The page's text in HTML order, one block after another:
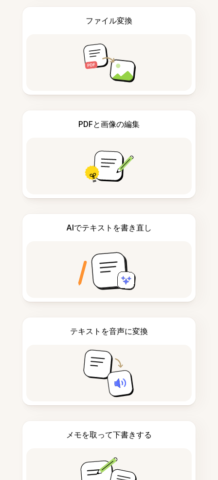
ファイル変換
PDFと画像の編集
AIでテキストを書き直し
テキストを音声に変換
メモを取って下書きする